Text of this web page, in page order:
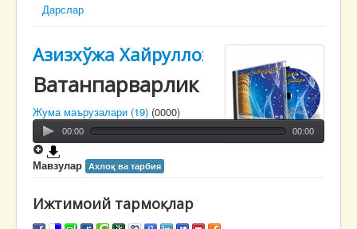
Дарслар
Азизхўжа Хайруллоҳ
Ватанпарварлик
Жума маърузалари (19) (0000)
00:00 00:00
Мавзулар Ахлоқ ва тарбия
Ижтимоий тармоқлар